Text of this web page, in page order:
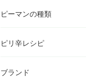
ピーマンの種類
ピリ辛レシピ
ブランド